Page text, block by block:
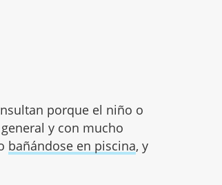
porque el niño o
y con mucho
bañándose en piscina, y